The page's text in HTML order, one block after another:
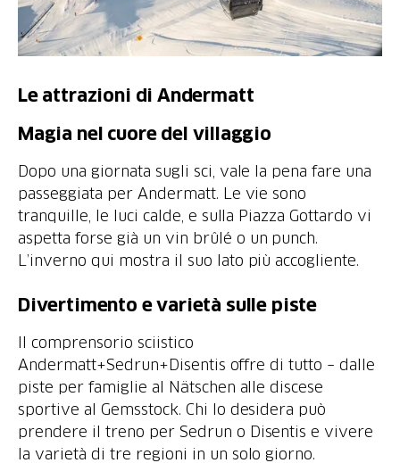
Le attrazioni di Andermatt
Magia nel cuore del villaggio
Dopo una giornata sugli sci, vale la pena fare una
passeggiata per Andermatt. Le vie sono
tranquille, le luci calde, e sulla Piazza Gottardo vi
aspetta forse già un vin brûlé o un punch.
L’inverno qui mostra il suo lato più accogliente.
Divertimento e varietà sulle piste
Il comprensorio sciistico
Andermatt+Sedrun+Disentis offre di tutto – dalle
piste per famiglie al Nätschen alle discese
sportive al Gemsstock. Chi lo desidera può
prendere il treno per Sedrun o Disentis e vivere
la varietà di tre regioni in un solo giorno.